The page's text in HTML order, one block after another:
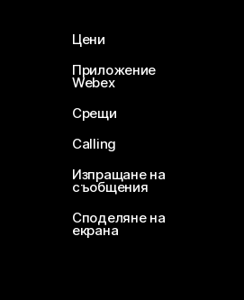
Цени
Приложение
Webex
Срещи
Calling
Изпращане на
съобщения
Споделяне на
екрана